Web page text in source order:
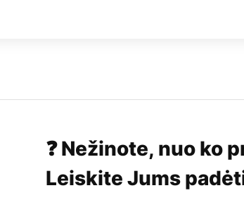
❓ Nežinote, nuo ko
Leiskite Jums